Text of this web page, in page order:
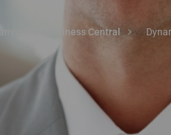
365 Business Central